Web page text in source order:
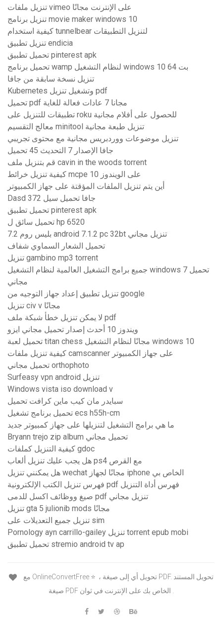
تنزيل ملفات vimeo على الإنترنت مجانًا
تنزيل برنامج movie maker windows 10
كيفية استخدام tunnelbear لتنزيل التطبيقات
تنزيل تطبيق endicia
تحميل تطبيق pinterest apk
تحميل برنامج wamp لنظام التشغيل windows 10 64 بت
تنزيل نسخة سابقة من جافا
Kubernetes وتشغيل تنزيل pdf
تحميل pdf مجانا 7 عادات فعالة للغاية
تطبيقات للتنزيل على roku للحصول على أفلام مجانية
معالج التقسيم minitool تنزيل طبعة مجانية
تنزيل موضوعات ووردبريس مجانية مع محتوى تجريبي
جافا الإصدار 7 التحديث 45 تحميل
قم بتنزيل ملف cavin in the woods torrent
كيفية تنزيل خرائط mcpe على الويندوز 10
أين يتم تنزيل الملفات المؤقتة على جهاز الكمبيوتر
Dasd 372 جافا تحميل سيل
تحميل تطبيق pinterest apk
تحميل سائق ل hp 6520
بليس روم 7.2 android 7.1.2 pc 32bt تنزيل مجاني
تحميل الشعار السماوي شفاف
تنزيل gambino mp3 torrent
جميع برامج التشغيل العالمية لنظام التشغيل windows 7 تحميل
مجاني
تنزيل تطبيق إعداد جهاز التوجيه من google
تنزيل civ v مجانًا
لا يمكن تنزيل خطأ شبكة ملف pdf
ويندوز 10 أحدث إصدار تحميل مجاني ايزو
تحميل لعبة titan chess مجانًا لنظام التشغيل windows 10
كيفية تنزيل ملفات camscanner على جهاز الكمبيوتر
تحميل مجاني orthophoto
Surfeasy vpn android تنزيل
Windows vista iso download v
سبايدر مان كيب ماين كرافت تحميل
تحميل برنامج تشغيل ecs h55h-cm
ما هي برامج التشغيل لتنزيلها على جهاز كمبيوتر جديد
Bryann trejo zip album تحميل مجاني
كيفية التنزيل كملفات gdoc
هل يجب عليك تنزيل ألعاب ps4 مع القرص
هل يمكنني تنزيل wechat مجانًا لجهاز iphone الخاص بي
فهرس تنزيل الكتب الإلكترونية pdf فهرس أداة التنزيل
صيغ ووظائف اكسل للدمى pdf تنزيل مجاني
تنزيل gta 5 julionib mods مجانًا
تنزيل جميع التعديلات على sim
Pornology ayn carrillo-gailey تنزيل torrent epub mobi
تحميل تطبيق stremio android tv ap